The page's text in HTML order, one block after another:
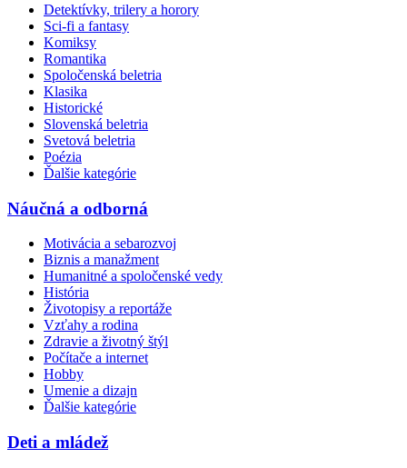
Detektívky, trilery a horory
Sci-fi a fantasy
Komiksy
Romantika
Spoločenská beletria
Klasika
Historické
Slovenská beletria
Svetová beletria
Poézia
Ďalšie kategórie
Náučná a odborná
Motivácia a sebarozvoj
Biznis a manažment
Humanitné a spoločenské vedy
História
Životopisy a reportáže
Vzťahy a rodina
Zdravie a životný štýl
Počítače a internet
Hobby
Umenie a dizajn
Ďalšie kategórie
Deti a mládež